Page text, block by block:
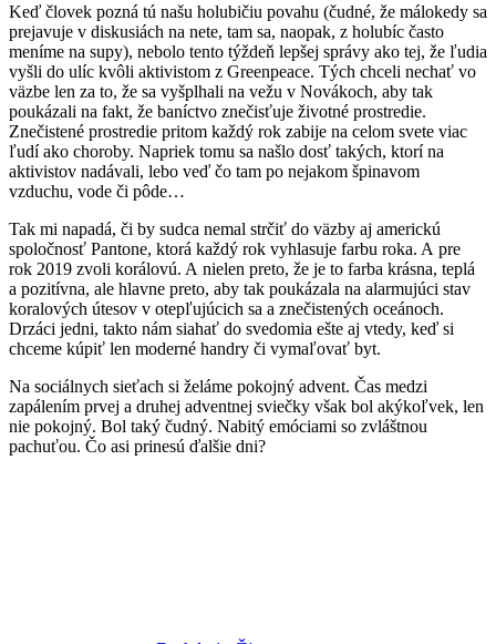
Keď človek pozná tú našu holubičiu povahu (čudné, že málokedy sa
prejavuje v diskusiách na nete, tam sa, naopak, z holubíc často
meníme na supy), nebolo tento týždeň lepšej správy ako tej, že ľudia
vyšli do ulíc kvôli aktivistom z Greenpeace. Tých chceli nechať vo
väzbe len za to, že sa vyšplhali na vežu v Novákoch, aby tak
poukázali na fakt, že baníctvo znečisťuje životné prostredie.
Znečistené prostredie pritom každý rok zabije na celom svete viac
ľudí ako choroby. Napriek tomu sa našlo dosť takých, ktorí na
aktivistov nadávali, lebo veď čo tam po nejakom špinavom
vzduchu, vode či pôde…
Tak mi napadá, či by sudca nemal strčiť do väzby aj americkú
spoločnosť Pantone, ktorá každý rok vyhlasuje farbu roka. A pre
rok 2019 zvoli korálovú. A nielen preto, že je to farba krásna, teplá
a pozitívna, ale hlavne preto, aby tak poukázala na alarmujúci stav
koralových útesov v otepľujúcich sa a znečistených oceánoch.
Drzáci jedni, takto nám siahať do svedomia ešte aj vtedy, keď si
chceme kúpiť len moderné handry či vymaľovať byt.
Na sociálnych sieťach si želáme pokojný advent. Čas medzi
zapálením prvej a druhej adventnej sviečky však bol akýkoľvek, len
nie pokojný. Bol taký čudný. Nabitý emóciami so zvláštnou
pachuťou. Čo asi prinesú ďalšie dni?